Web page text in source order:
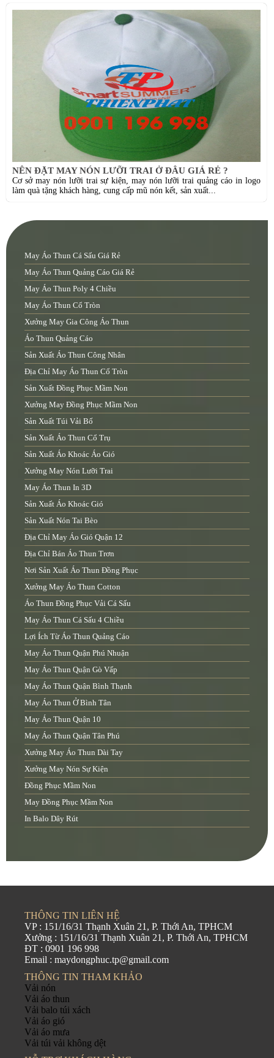
NÊN ĐẶT MAY NÓN LƯỠI TRAI Ở ĐÂU GIÁ RẺ ?
Cơ sở may nón lưỡi trai sự kiện, may nón lưỡi trai quảng cáo in logo
làm quà tặng khách hàng, cung cấp mũ nón kết, sản xuất...
May Áo Thun Cá Sấu Giá Rẻ
May Áo Thun Quảng Cáo Giá Rẻ
May Áo Thun Poly 4 Chiều
May Áo Thun Cổ Tròn
Xưởng May Gia Công Áo Thun
Áo Thun Quảng Cáo
Sản Xuất Áo Thun Công Nhân
Địa Chỉ May Áo Thun Cổ Tròn
Sản Xuất Đồng Phục Mầm Non
Xưởng May Đồng Phục Mầm Non
Sản Xuất Túi Vải Bố
Sản Xuất Áo Thun Cổ Trụ
Sản Xuất Áo Khoác Áo Gió
Xưởng May Nón Lưỡi Trai
May Áo Thun In 3D
Sản Xuất Áo Khoác Gió
Sản Xuất Nón Tai Bèo
Địa Chỉ May Áo Gió Quận 12
Địa Chỉ Bán Áo Thun Trơn
Nơi Sản Xuất Áo Thun Đồng Phục
Xưởng May Áo Thun Cotton
Áo Thun Đồng Phục Vải Cá Sấu
May Áo Thun Cá Sấu 4 Chiều
Lợi Ích Từ Áo Thun Quảng Cáo
May Áo Thun Quận Phú Nhuận
May Áo Thun Quận Gò Vấp
May Áo Thun Quận Bình Thạnh
May Áo Thun Ở Bình Tân
May Áo Thun Quận 10
May Áo Thun Quận Tân Phú
Xưởng May Áo Thun Dài Tay
Xưởng May Nón Sự Kiện
Đồng Phục Mầm Non
May Đồng Phục Mầm Non
In Balo Dây Rút
THÔNG TIN LIÊN HỆ
VP : 151/16/31 Thạnh Xuân 21, P. Thới An, TPHCM
Xưởng : 151/16/31 Thạnh Xuân 21, P. Thới An, TPHCM
ĐT : 0901 196 998
Email : maydongphuc.tp@gmail.com
THÔNG TIN THAM KHẢO
Vải nón
Vải áo thun
Vải balo túi xách
Vải áo gió
Vải áo mưa
Vải túi vải không dệt